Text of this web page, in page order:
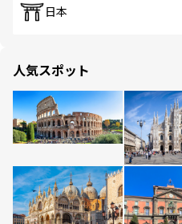
日本
人気スポット